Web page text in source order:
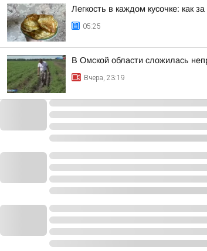
Легкость в каждом кусочке: как
05:25
В Омской области сложилась
Вчера, 23:19